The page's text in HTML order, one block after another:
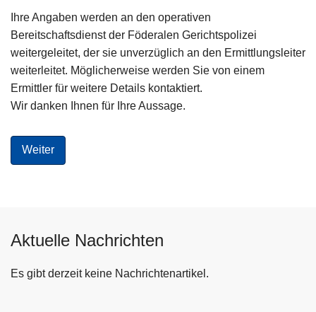
Ihre Angaben werden an den operativen
Bereitschaftsdienst der Föderalen Gerichtspolizei
weitergeleitet, der sie unverzüglich an den Ermittlungsleiter
weiterleitet. Möglicherweise werden Sie von einem
Ermittler für weitere Details kontaktiert.
Wir danken Ihnen für Ihre Aussage.
Aktuelle Nachrichten
Es gibt derzeit keine Nachrichtenartikel.